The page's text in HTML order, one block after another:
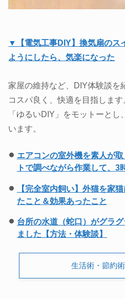
▼【電気工事DIY】換気扇のス
ようにしたら、気楽になった
家屋の維持など、DIY体験談を
コスパ良く、快適を目指します
「ゆるいDIY」をモットーと
います。
エアコンの室外機を素人が
トで調べながら作業して、3
【完全室内飼い】外猫を家
たこと＆効果あったこと
台所の水道（蛇口）がグラ
ました【方法・体験談】
生活術・節約